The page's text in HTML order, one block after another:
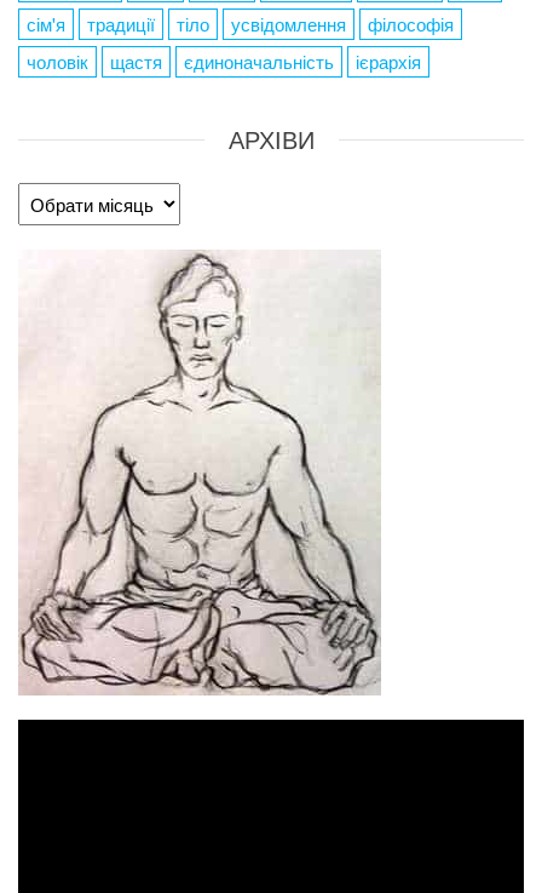
сім'я
традиції тіло усвідомлення
філософія
чоловік
щастя єдиноначальність ієрархія
АРХІВИ
Архіви